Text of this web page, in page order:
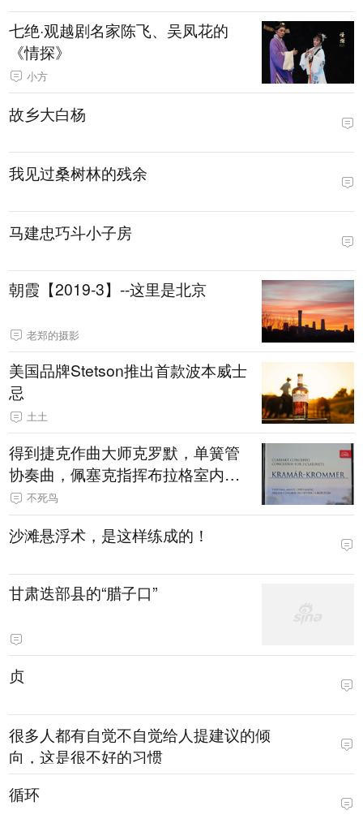
七绝·观越剧名家陈飞、吴凤花的
《情探》
小方
故乡大白杨
我见过桑树林的残余
马建忠巧斗小子房
朝霞【2019-3】--这里是北京
老郑的摄影
美国品牌Stetson推出首款波本威士
忌
土土
得到捷克作曲大师克罗默，单簧管
协奏曲，佩塞克指挥布拉格室内交
响乐团
不死鸟
沙滩悬浮术，是这样练成的！
甘肃迭部县的“腊子口”
贞
很多人都有自觉不自觉给人提建议的倾
向，这是很不好的习惯
循环